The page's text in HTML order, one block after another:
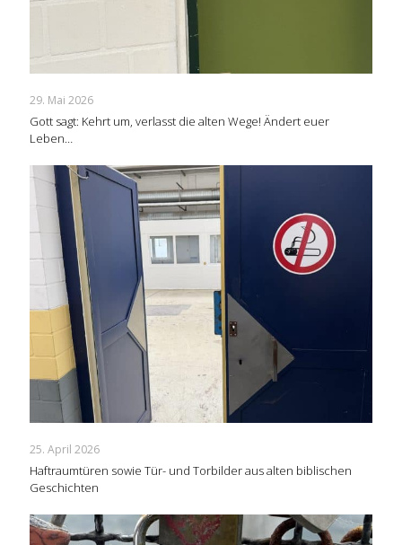
29. Mai 2026
Gott sagt: Kehrt um, verlasst die alten Wege! Ändert euer
Leben…
25. April 2026
Haftraumtüren sowie Tür- und Torbilder aus alten biblischen
Geschichten